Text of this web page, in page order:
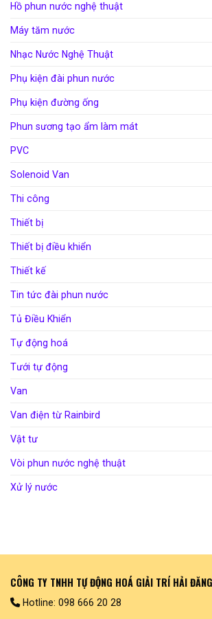
Hồ phun nước nghệ thuật
Máy tăm nước
Nhạc Nước Nghệ Thuật
Phụ kiện đài phun nước
Phụ kiện đường ống
Phun sương tạo ẩm làm mát
PVC
Solenoid Van
Thi công
Thiết bị
Thiết bị điều khiển
Thiết kế
Tin tức đài phun nước
Tủ Điều Khiển
Tự động hoá
Tưới tự động
Van
Van điện từ Rainbird
Vật tư
Vòi phun nước nghệ thuật
Xử lý nước
CÔNG TY TNHH TỰ ĐỘNG HOÁ GIẢI TRÍ HẢI ĐĂNG
Hotline: 098 666 20 28